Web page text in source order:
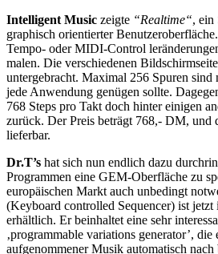
Intelligent Music zeigte “Realtime“, ein
graphisch orientierter
Tempo- oder MIDI-Control
malen. Die verschiedenen
untergebracht. Maximal 256 Spuren
jede Anwendung genügen sollte.
768 Steps pro Takt doch hinter einigen
zurück. Der Preis beträgt 768,- DM, und
lieferbar.
Dr.T’s hat sich nun endlich dazu
Programmen eine GEM-Oberfläche zu
europäischen Markt auch unbedingt
(Keyboard controlled Sequencer) ist jetzt
erhältlich. Er beinhaltet eine sehr
‚programmable variations generator’,
aufgenommener Musik automatisch